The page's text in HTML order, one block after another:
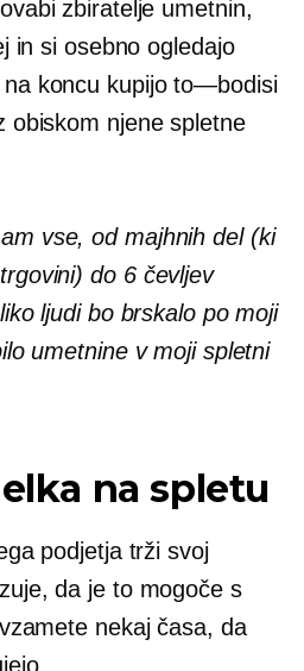
zbiratelje umetnin,
in si osebno ogledajo
na koncu kupijoto—bodisi
obiskom njene spletne
vse, od majhnih del (ki
do 6 čevljev
ljudi bo brskalo po moji
umetnine v moji spletni
na spletu
podjetja trži svoj
da je to mogoče s
nekaj časa, da